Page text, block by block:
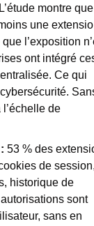
L’étude montre que
une
l’exposition
ont intégré
Ce qui
de
53 % des
de
historique de
sont
sans en